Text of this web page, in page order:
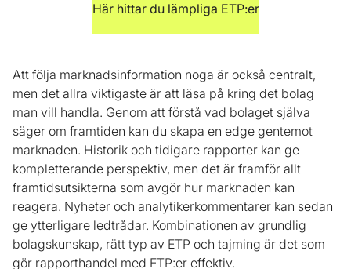
Här hittar du lämpliga ETP:er
Att följa marknadsinformation noga är också centralt,
men det allra viktigaste är att läsa på kring det bolag
man vill handla. Genom att förstå vad bolaget själva
säger om framtiden kan du skapa en edge gentemot
marknaden. Historik och tidigare rapporter kan ge
kompletterande perspektiv, men det är framför allt
framtidsutsikterna som avgör hur marknaden kan
reagera. Nyheter och analytikerkommentarer kan sedan
ge ytterligare ledtrådar. Kombinationen av grundlig
bolagskunskap, rätt typ av ETP och tajming är det som
gör rapporthandel med ETP:er effektiv.